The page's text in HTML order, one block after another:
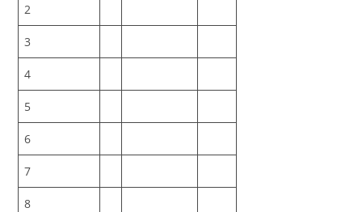
2
3
4
5
6
7
8